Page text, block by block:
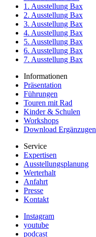
1. Ausstellung Bax
2. Ausstellung Bax
3. Ausstellung Bax
4. Ausstellung Bax
5. Ausstellung Bax
6. Ausstellung Bax
7. Ausstellung Bax
Informationen
Präsentation
Führungen
Touren mit Rad
Kinder & Schulen
Workshops
Download Ergänzugen
Service
Expertisen
Ausstellungsplanung
Werterhalt
Anfahrt
Presse
Kontakt
Instagram
youtube
podcast